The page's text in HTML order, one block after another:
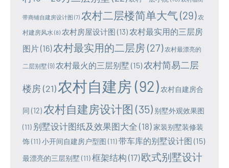
带商铺自建房设计图 (7) 农村二层楼简单大气 (29) 农
村建房风水 (8) 农村房屋设计图 (13) 农村最实用的三层房
图片(16)农村最实用的二层房 (27) 农村最漂亮的
二层别墅(9) 农村最火的三层别墅 (15)农村简易二层
楼房(21)农村自建房 (92) 农村自建房合
同 (12)农村自建房设计图 (35) 别墅外观效果图
(11) 别墅设计图纸及效果图大全 (18)家装别墅装修装
饰(11)小开间自建房户型图 (11)带车库的别墅设计图 (15)
最漂亮的三层别墅 (11)框架结构 (17) 欧式别墅设计